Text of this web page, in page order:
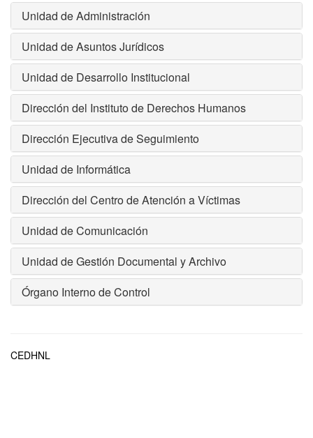
Unidad de Administración
Unidad de Asuntos Jurídicos
Unidad de Desarrollo Institucional
Dirección del Instituto de Derechos Humanos
Dirección Ejecutiva de Seguimiento
Unidad de Informática
Dirección del Centro de Atención a Víctimas
Unidad de Comunicación
Unidad de Gestión Documental y Archivo
Órgano Interno de Control
CEDHNL